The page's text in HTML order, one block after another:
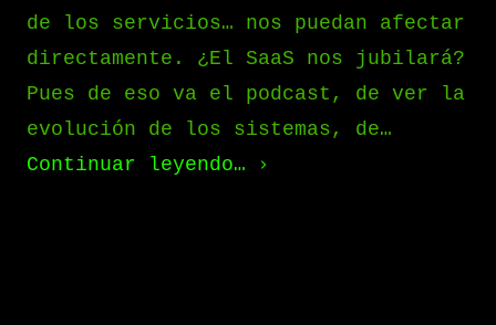
de los servicios… nos puedan afectar
directamente. ¿El SaaS nos jubilará?
Pues de eso va el podcast, de ver la
evolución de los sistemas, de…
Continuar leyendo…